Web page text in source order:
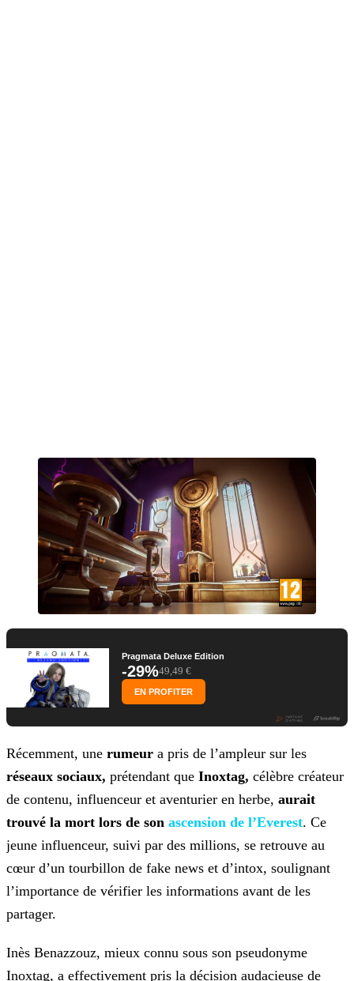
Pragmata Deluxe Edition
-29%49,49 €
EN PROFITER
Récemment, une rumeur a pris de l’ampleur sur les
réseaux sociaux, prétendant que Inoxtag, célèbre créateur
de contenu, influenceur et aventurier en herbe, aurait
trouvé la mort lors de son ascension de l’Everest. Ce
jeune influenceur, suivi par des millions, se retrouve au
cœur d’un tourbillon de fake news et d’intox, soulignant
l’importance de vérifier les informations avant de les
partager.
Inès Benazzouz, mieux connu sous son pseudonyme
Inoxtag, a effectivement pris la décision audacieuse de